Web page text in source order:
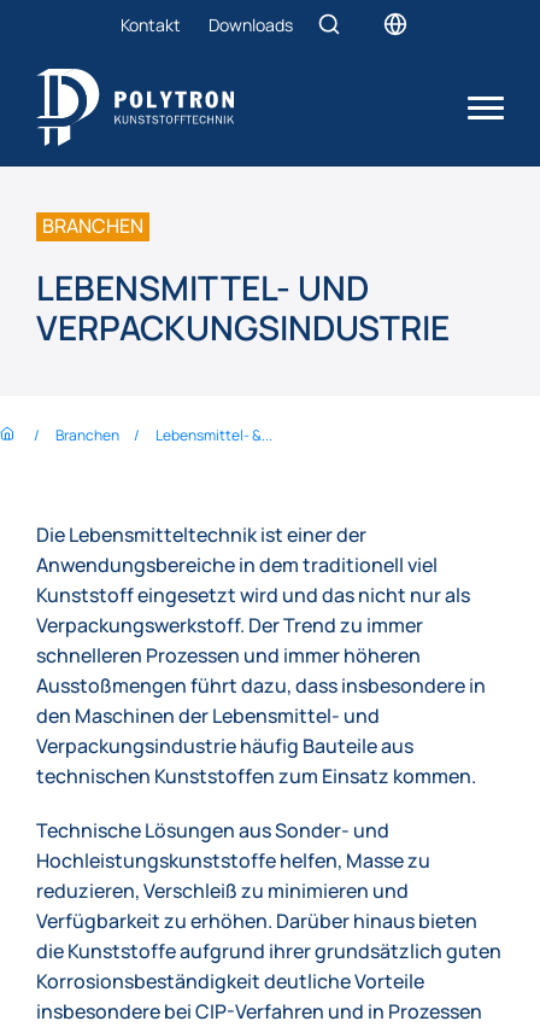
Kontakt Downloads
BRANCHEN
LEBENSMITTEL- UND
VERPACKUNGSINDUSTRIE
Branchen Lebensmittel- &...
Die Lebensmitteltechnik ist einer der
Anwendungsbereiche in dem traditionell viel
Kunststoff eingesetzt wird und das nicht nur als
Verpackungswerkstoff. Der Trend zu immer
schnelleren Prozessen und immer höheren
Ausstoßmengen führt dazu, dass insbesondere in
den Maschinen der Lebensmittel- und
Verpackungsindustrie häufig Bauteile aus
technischen Kunststoffen zum Einsatz kommen.
Technische Lösungen aus Sonder- und
Hochleistungskunststoffe helfen, Masse zu
reduzieren, Verschleiß zu minimieren und
Verfügbarkeit zu erhöhen. Darüber hinaus bieten
die Kunststoffe aufgrund ihrer grundsätzlich guten
Korrosionsbeständigkeit deutliche Vorteile
insbesondere bei CIP-Verfahren und in Prozessen